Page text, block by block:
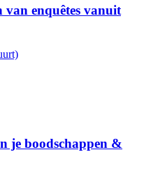
van enquêtes vanuit
je boodschappen &